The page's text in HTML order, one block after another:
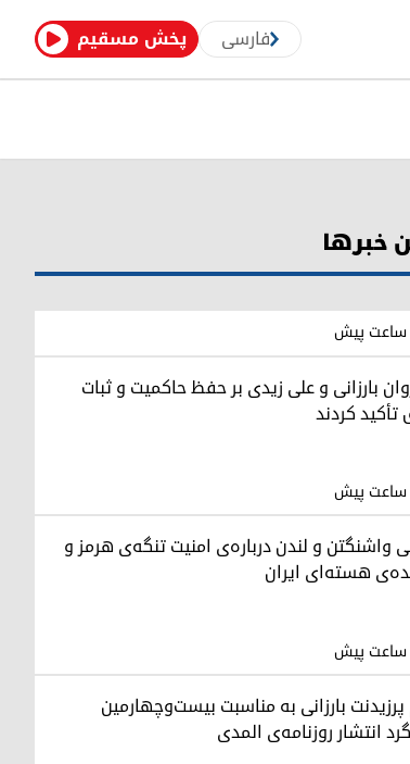
پخش مسقیم فارسی
خبرها
بارزانی و علی زیدی بر حفظ حاکمیت و ثبات
تأکید کردند
واشنگتن و لندن درباره‌ی امنیت تنگه‌ی هرمز و
هسته‌ای ایران
پرزیدنت بارزانی به مناسبت بیست‌وچهارمین
انتشار روزنامه‌ی المدی